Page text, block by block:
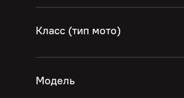
Класс (тип мото)
Модель